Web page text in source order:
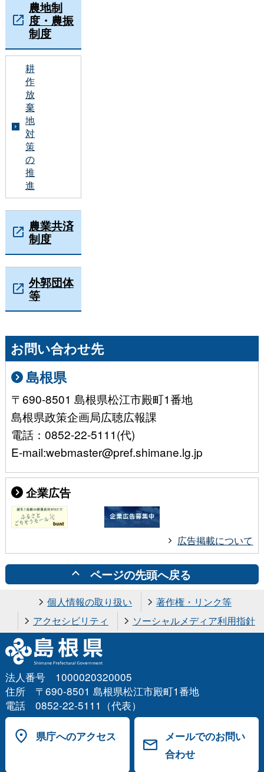
農地制
度・農振
制度
耕
作
放
棄
地
対
策
の
推
進
農業共済
制度
外郭団体
等
お問い合わせ先
島根県
〒690-8501 島根県松江市殿町1番地
島根県政策企画局広聴広報課
電話：0852-22-5111(代)
E-mail:webmaster@pref.shimane.lg.jp
企業広告
広告掲載について
ページの先頭へ戻る
個人情報の取り扱い
著作権・リンク等
アクセシビリティ
ソーシャルメディア利用指針
法人番号 1000020320005
住所 〒690-8501 島根県松江市殿町1番地
電話 0852-22-5111（代表）
県庁へのアクセス
メールでのお問い
合わせ